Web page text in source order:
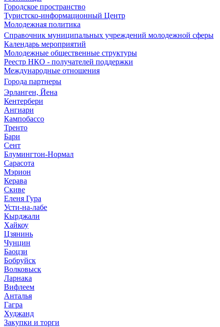
Городское пространство
Туристско-информационный Центр
Молодежная политика
Справочник муниципальных учреждений молодежной сферы
Календарь мероприятий
Молодежные общественные структуры
Реестр НКО - получателей поддержки
Международные отношения
Города партнеры
Эрланген, Йена
Кентербери
Ангиари
Кампобассо
Тренто
Бари
Сент
Блумингтон-Нормал
Сарасота
Мэрион
Керава
Скиве
Еленя Гура
Усти-на-лабе
Кырджали
Хайкоу
Цзянинь
Чунцин
Баоцзи
Бобруйск
Волковыск
Ларнака
Вифлеем
Анталья
Гагра
Худжанд
Закупки и торги